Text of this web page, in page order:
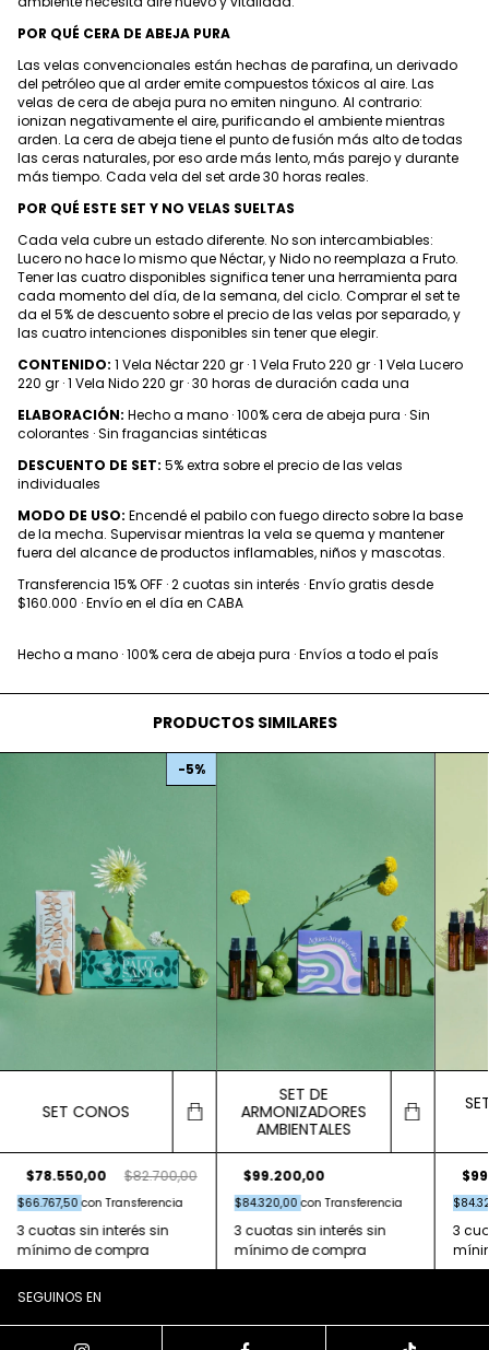
POR QUÉ CERA DE ABEJA PURA
Las velas convencionales están hechas de parafina, un derivado
del petróleo que al arder emite compuestos tóxicos al aire. Las
velas de cera de abeja pura no emiten ninguno. Al contrario:
ionizan negativamente el aire, purificando el ambiente mientras
arden. La cera de abeja tiene el punto de fusión más alto de todas
las ceras naturales, por eso arde más lento, más parejo y durante
más tiempo. Cada vela del set arde 30 horas reales.
POR QUÉ ESTE SET Y NO VELAS SUELTAS
Cada vela cubre un estado diferente. No son intercambiables:
Lucero no hace lo mismo que Néctar, y Nido no reemplaza a Fruto.
Tener las cuatro disponibles significa tener una herramienta para
cada momento del día, de la semana, del ciclo. Comprar el set te
da el 5% de descuento sobre el precio de las velas por separado, y
las cuatro intenciones disponibles sin tener que elegir.
CONTENIDO: 1 Vela Néctar 220 gr · 1 Vela Fruto 220 gr · 1 Vela Lucero
220 gr · 1 Vela Nido 220 gr · 30 horas de duración cada una
ELABORACIÓN: Hecho a mano · 100% cera de abeja pura · Sin
colorantes · Sin fragancias sintéticas
DESCUENTO DE SET: 5% extra sobre el precio de las velas
individuales
MODO DE USO: Encendé el pabilo con fuego directo sobre la base
de la mecha. Supervisar mientras la vela se quema y mantener
fuera del alcance de productos inflamables, niños y mascotas.
Transferencia 15% OFF · 2 cuotas sin interés · Envío gratis desde
$160.000 · Envío en el día en CABA
Hecho a mano · 100% cera de abeja pura · Envíos a todo el país
PRODUCTOS SIMILARES
-5%
SET CONOS
$78.550,00 $82.700,00
$66.767,50con Transferencia
SET DE
ARMONIZADORES
AMBIENTALES
$99.200,00
$84.320,00con Transferencia
SEGUINOS EN